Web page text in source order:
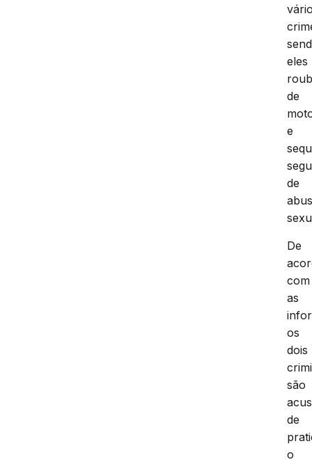
eles
de
e
de
De
com
as
os
dois
são
de
o